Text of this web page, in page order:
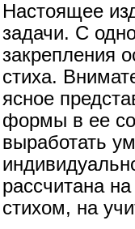
Настоящее
задачи. С
закрепления
стиха.
ясное
формы в ее
выработать
рассчитана
стихом, на